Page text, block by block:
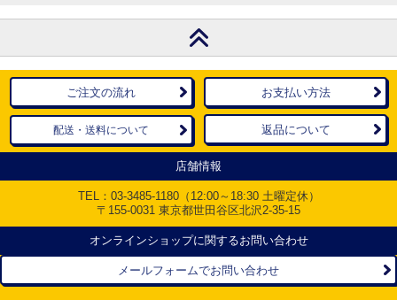
ご注文の流れ お支払い方法
配送・送料について 返品について
店舗情報
TEL： 03-3485-1180（12:00～18:30 土曜定休）
〒155-0031 東京都世田谷区北沢2-35-15
オンラインショップに関するお問い合わせ
メールフォームでお問い合わせ